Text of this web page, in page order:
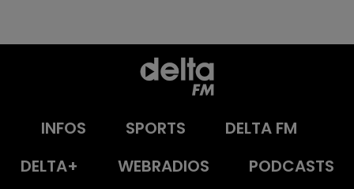
INFOS SPORTS
DELTA FM
DELTA+
WEBRADIOS PODCASTS